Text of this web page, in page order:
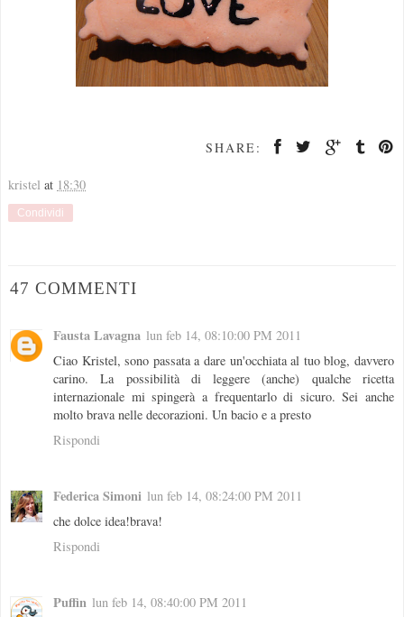
SHARE:
kristel at 18:30
Condividi
47 COMMENTI
Fausta Lavagna lun feb 14, 08:10:00 PM 2011
Ciao Kristel, sono passata a dare un'occhiata al tuo blog, davvero
carino. La possibilità di leggere (anche) qualche ricetta
internazionale mi spingerà a frequentarlo di sicuro. Sei anche
molto brava nelle decorazioni. Un bacio e a presto
Rispondi
Federica Simoni lun feb 14, 08:24:00 PM 2011
che dolce idea!brava!
Rispondi
Puffin lun feb 14, 08:40:00 PM 2011